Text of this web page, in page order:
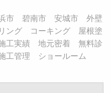
市 碧南市 安城市 外壁
ング コーキング 屋根塗
実績 地元密着 無料診
工管理 ショールーム